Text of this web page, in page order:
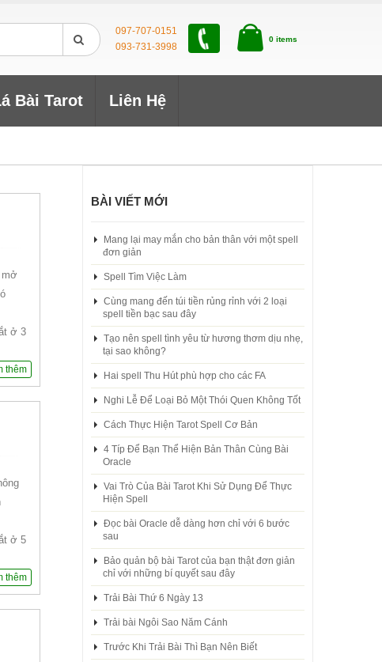
097-707-0151
093-731-3998
0 items
Bài Tarot Liên Hệ
ở 3
thêm
ở 5
thêm
BÀI VIẾT MỚI
Mang lại may mắn cho bản thân với một spell
đơn giản
Spell Tìm Việc Làm
Cùng mang đến túi tiền rủng rỉnh với 2 loại
spell tiền bạc sau đây
Tạo nên spell tình yêu từ hương thơm dịu nhẹ,
tại sao không?
Hai spell Thu Hút phù hợp cho các FA
Nghi Lễ Để Loại Bỏ Một Thói Quen Không Tốt
Cách Thực Hiện Tarot Spell Cơ Bản
4 Típ Để Bạn Thể Hiện Bản Thân Cùng Bài
Oracle
Vai Trò Của Bài Tarot Khi Sử Dụng Để Thực
Hiện Spell
Đọc bài Oracle dễ dàng hơn chỉ với 6 bước
sau
Bảo quản bộ bài Tarot của bạn thật đơn giản
chỉ với những bí quyết sau đây
Trải Bài Thứ 6 Ngày 13
Trải bài Ngôi Sao Năm Cánh
Trước Khi Trải Bài Thì Bạn Nên Biết